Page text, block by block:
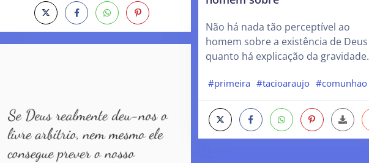
Não há nada tão perceptível ao
homem sobre a existência de Deus
quanto há explicação da gravidade.
#primeira #tacioaraujo #comunhao